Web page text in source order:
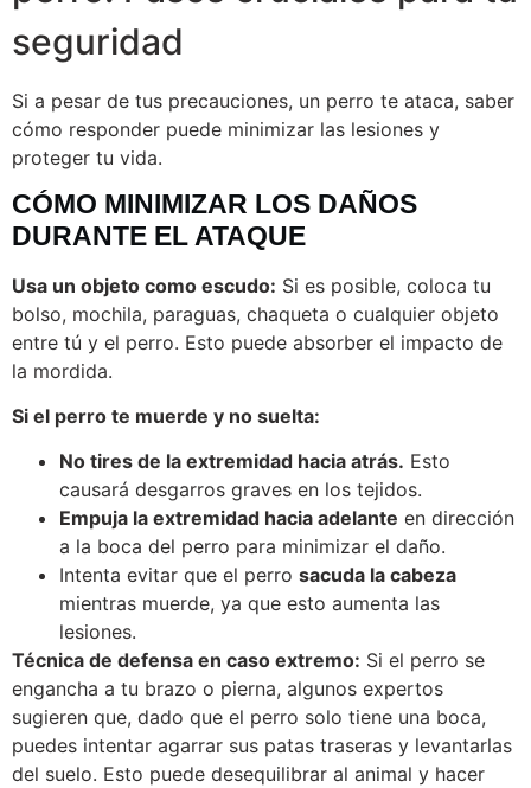
seguridad
Si a pesar de tus precauciones, un perro te ataca, saber
cómo responder puede minimizar las lesiones y
proteger tu vida.
CÓMO MINIMIZAR LOS DAÑOS
DURANTE EL ATAQUE
Usa un objeto como escudo: Si es posible, coloca tu
bolso, mochila, paraguas, chaqueta o cualquier objeto
entre tú y el perro. Esto puede absorber el impacto de
la mordida.
Si el perro te muerde y no suelta:
No tires de la extremidad hacia atrás. Esto
causará desgarros graves en los tejidos.
Empuja la extremidad hacia adelante en dirección
a la boca del perro para minimizar el daño.
Intenta evitar que el perro sacuda la cabeza
mientras muerde, ya que esto aumenta las
lesiones.
Técnica de defensa en caso extremo: Si el perro se
engancha a tu brazo o pierna, algunos expertos
sugieren que, dado que el perro solo tiene una boca,
puedes intentar agarrar sus patas traseras y levantarlas
del suelo. Esto puede desequilibrar al animal y hacer